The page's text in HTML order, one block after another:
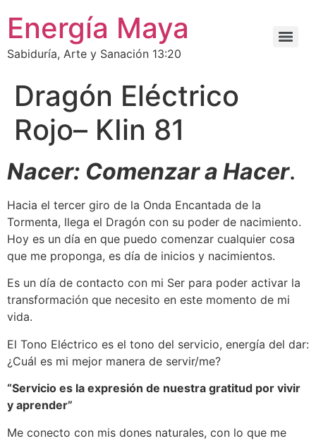
Energía Maya
Sabiduría, Arte y Sanación 13:20
Dragón Eléctrico
Rojo– KIin 81
Nacer: Comenzar a Hacer.
Hacia el tercer giro de la Onda Encantada de la
Tormenta, llega el Dragón con su poder de nacimiento.
Hoy es un día en que puedo comenzar cualquier cosa
que me proponga, es día de inicios y nacimientos.
Es un día de contacto con mi Ser para poder activar la
transformación que necesito en este momento de mi
vida.
El Tono Eléctrico es el tono del servicio, energía del dar:
¿Cuál es mi mejor manera de servir/me?
“Servicio es la expresión de nuestra gratitud por vivir
y aprender”
Me conecto con mis dones naturales, con lo que me